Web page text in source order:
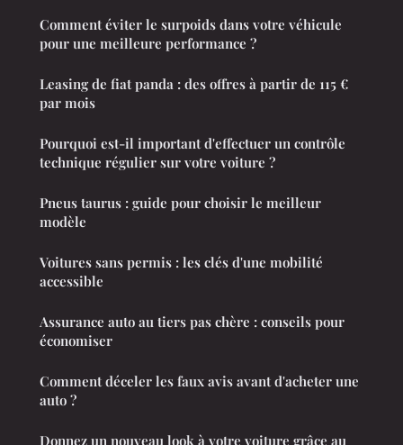
Comment éviter le surpoids dans votre véhicule
pour une meilleure performance ?
Leasing de fiat panda : des offres à partir de 115 €
par mois
Pourquoi est-il important d'effectuer un contrôle
technique régulier sur votre voiture ?
Pneus taurus : guide pour choisir le meilleur
modèle
Voitures sans permis : les clés d'une mobilité
accessible
Assurance auto au tiers pas chère : conseils pour
économiser
Comment déceler les faux avis avant d'acheter une
auto ?
Donnez un nouveau look à votre voiture grâce au